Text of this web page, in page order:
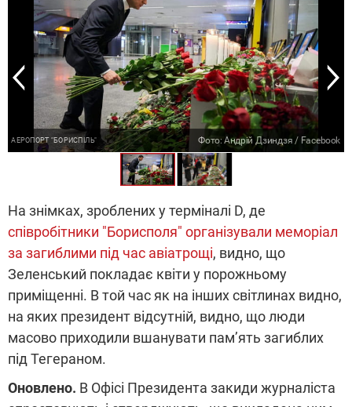
АЕРОПОРТ "БОРИСПІЛЬ" Фото: Андрій Дзиндзя / Facebook
На знімках, зроблених у терміналі D, де
співробітники "Борисполя" організували меморіал
за загиблими під час авіатрощі, видно, що
Зеленський покладає квіти у порожньому
приміщенні. В той час як на інших світлинах видно,
на яких президент відсутній, видно, що люди
масово приходили вшанувати пам’ять загиблих
під Тегераном.
Оновлено. В Офісі Президента закиди журналіста